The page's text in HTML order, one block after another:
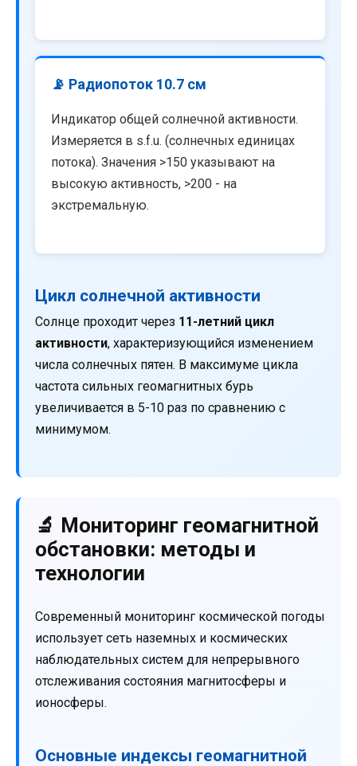
📡 Радиопоток 10.7 см
Индикатор общей солнечной активности.
Измеряется в s.f.u. (солнечных единицах
потока). Значения >150 указывают на
высокую активность, >200 - на
экстремальную.
Цикл солнечной активности
Солнце проходит через 11-летний цикл
активности, характеризующийся изменением
числа солнечных пятен. В максимуме цикла
частота сильных геомагнитных бурь
увеличивается в 5-10 раз по сравнению с
минимумом.
🔬 Мониторинг геомагнитной
обстановки: методы и
технологии
Современный мониторинг космической погоды
использует сеть наземных и космических
наблюдательных систем для непрерывного
отслеживания состояния магнитосферы и
ионосферы.
Основные индексы геомагнитной